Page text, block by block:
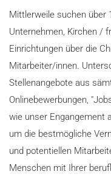
Mittlerweile suchen über
Unternehmen, Kirchen /
Einrichtungen über die
Mitarbeiter/innen.
Stellenangebote aus
Onlinebewerbungen,
wie unser Engangement
um die bestmögliche
und potentiellen
Menschen mit Ihrer